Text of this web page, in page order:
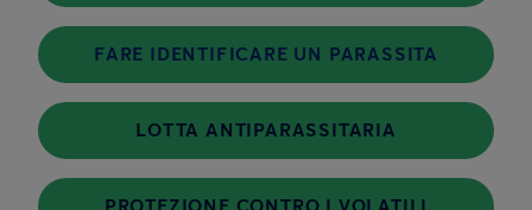
FARE IDENTIFICARE UN PARASSITA
LOTTA ANTIPARASSITARIA